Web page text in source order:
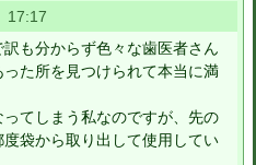
も分からず色々な歯医者さん
た所を見つけられて本当に満
てしまう私なのですが、先の
袋から取り出して使用してい